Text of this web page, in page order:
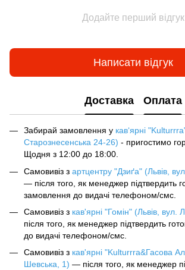
Додайте перший відгук
Написати відгук
Доставка Оплата
Забирай замовлення у кав‘ярні
Старознесенська 24-26) - пригостимо
Щодня з 12:00 до 18:00.
Самовивіз з артцентру "Дзиґа" (Львів,
— після того, як менеджер підтвердить
замовлення до видачі телефоном/смс.
Самовивіз з кав'ярні "Гомін" (Львів, вул.
після того, як менеджер підтвердить
до видачі телефоном/смс.
Самовивіз з кав'ярні "Kulturrra&Гасова
Шевська, 1) — після того, як менеджер